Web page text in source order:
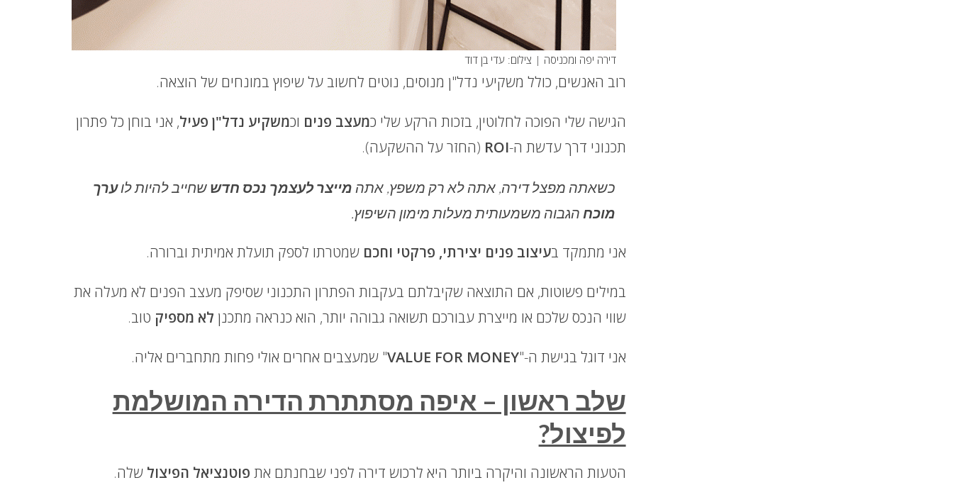
דירה יפה ומכניסה | צילום: עדי בן דוד
רוב האנשים, כולל משקיעי נדל"ן מנוסים, נוטים לחשוב על שיפוץ במונחים של הוצאה.
הגישה שלי הפוכה לחלוטין, בזכות הרקע שלי כמעצב פנים וכמשקיע נדל"ן פעיל, אני בוחן כל פתרון
תכנוני דרך עדשת ה-ROI (החזר על ההשקעה).
כשאתה מפצל דירה, אתה לא רק משפץ, אתה מייצר לעצמך נכס חדש שחייב להיות לוערך
מוכח הגבוה משמעותית מעלות מימון השיפוץ.
אני מתמקד בעיצוב פנים יצירתי, פרקטי וחכם שמטרתו לספק תועלת אמיתית וברורה.
במילים פשוטות, אם התוצאה שקיבלתם בעקבות הפתרון התכנוני שסיפק מעצב הפנים לא מעלה את
שווי הנכס שלכם או מייצרת עבורכם תשואה גבוהה יותר, הוא כנראה מתכנן לא מספיק טוב.
אני דוגל בגישת ה-"VALUE FOR MONEY" שמעצבים אחרים אולי פחות מתחברים אליה.
שלב ראשון – איפה מסתתרת הדירה המושלמת
לפיצול?
הטעות הראשונה והיקרה ביותר היא לרכוש דירה לפני שבחנתם את פוטנציאל הפיצול שלה.